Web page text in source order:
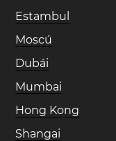
Estambul
Moscú
Dubái
Mumbai
Hong Kong
Shangai